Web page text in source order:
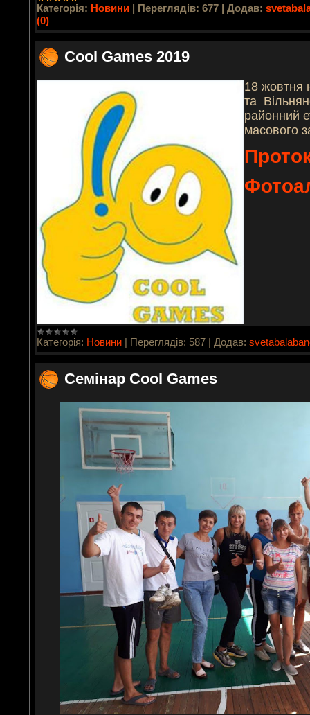
Категорія: Новини | Переглядів: 677 | Додав:
(0)
Cool Games 2019
18 жовтня
та
районний
масового
Категорія: Новини | Переглядів: 587 | Додав:
Семінар Cool Games